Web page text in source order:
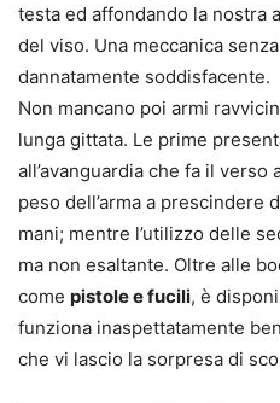
testa ed affondando la nostra
del viso. Una meccanica
dannatamente soddisfacente.
Non mancano poi armi
lunga gittata. Le prime
all’avanguardia che fa il verso
peso dell’arma a prescindere
mani; mentre l’utilizzo delle
ma non esaltante. Oltre alle
come pistole e fucili, è
funziona inaspettatamente
che vi lascio la sorpresa di